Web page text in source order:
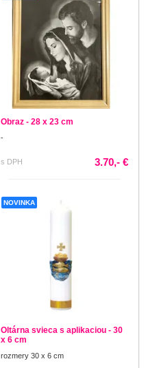
Obraz - 28 x 23 cm
-
s DPH 3.70,- €
NOVINKA
Oltárna svieca s aplikaciou - 30
x 6 cm
rozmery 30 x 6 cm